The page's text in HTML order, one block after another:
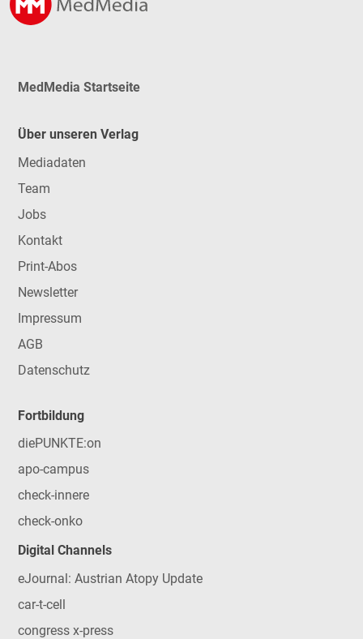
MedMedia Startseite
Über unseren Verlag
Mediadaten
Team
Jobs
Kontakt
Print-Abos
Newsletter
Impressum
AGB
Datenschutz
Fortbildung
diePUNKTE:on
apo-campus
check-innere
check-onko
Digital Channels
eJournal: Austrian Atopy Update
car-t-cell
congress x-press